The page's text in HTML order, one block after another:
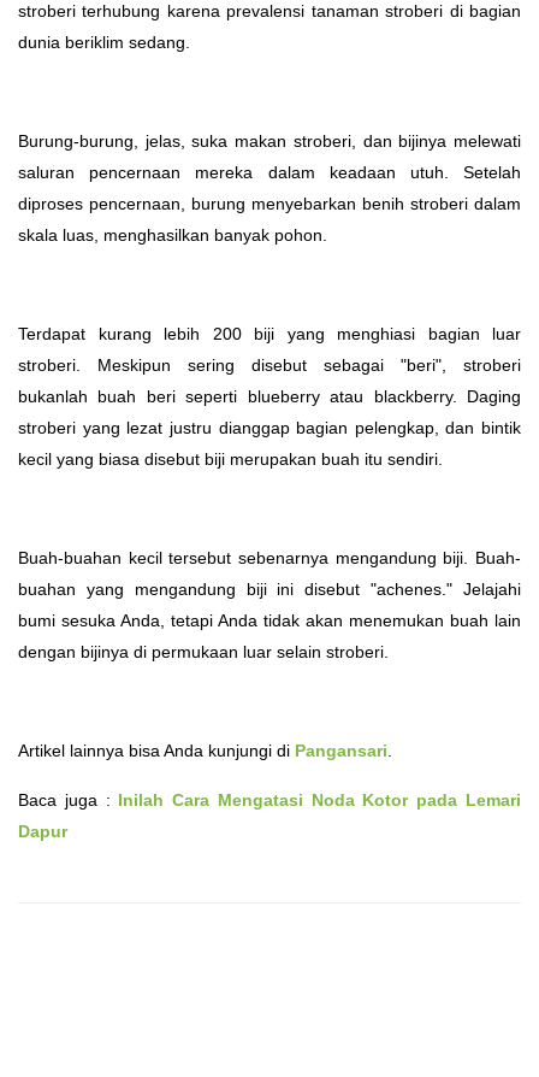
stroberi terhubung karena prevalensi tanaman stroberi di bagian
dunia beriklim sedang.
Burung-burung, jelas, suka makan stroberi, dan bijinya melewati
saluran pencernaan mereka dalam keadaan utuh. Setelah
diproses pencernaan, burung menyebarkan benih stroberi dalam
skala luas, menghasilkan banyak pohon.
Terdapat kurang lebih 200 biji yang menghiasi bagian luar
stroberi. Meskipun sering disebut sebagai "beri", stroberi
bukanlah buah beri seperti blueberry atau blackberry. Daging
stroberi yang lezat justru dianggap bagian pelengkap, dan bintik
kecil yang biasa disebut biji merupakan buah itu sendiri.
Buah-buahan kecil tersebut sebenarnya mengandung biji. Buah-
buahan yang mengandung biji ini disebut "achenes." Jelajahi
bumi sesuka Anda, tetapi Anda tidak akan menemukan buah lain
dengan bijinya di permukaan luar selain stroberi.
Artikel lainnya bisa Anda kunjungi di Pangansari.
Baca juga : Inilah Cara Mengatasi Noda Kotor pada Lemari
Dapur